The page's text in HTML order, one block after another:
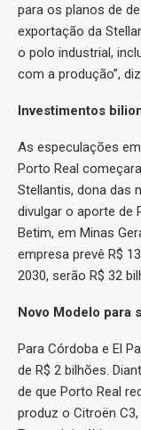
para os planos de
exportação da
o polo industrial,
com a produção”,
Investimentos
As especulações
Porto Real
Stellantis, dona das
divulgar o aporte de
Betim, em Minas
empresa prevê R$
2030, serão R$ 32
Novo Modelo para
Para Córdoba e El
de R$ 2 bilhões.
de que Porto Real
produz o Citroën